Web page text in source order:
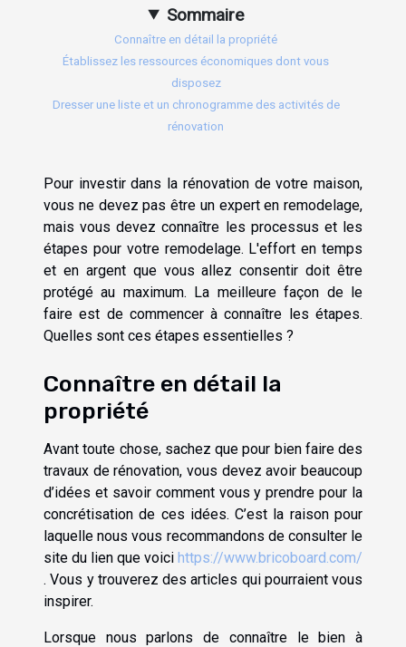
Sommaire
Connaître en détail la propriété
Établissez les ressources économiques dont vous
disposez
Dresser une liste et un chronogramme des activités de
rénovation
Pour investir dans la rénovation de votre maison,
vous ne devez pas être un expert en remodelage,
mais vous devez connaître les processus et les
étapes pour votre remodelage. L'effort en temps
et en argent que vous allez consentir doit être
protégé au maximum. La meilleure façon de le
faire est de commencer à connaître les étapes.
Quelles sont ces étapes essentielles ?
Connaître en détail la
propriété
Avant toute chose, sachez que pour bien faire des
travaux de rénovation, vous devez avoir beaucoup
d’idées et savoir comment vous y prendre pour la
concrétisation de ces idées. C’est la raison pour
laquelle nous vous recommandons de consulter le
site du lien que voici https://www.bricoboard.com/
. Vous y trouverez des articles qui pourraient vous
inspirer.
Lorsque nous parlons de connaître le bien à